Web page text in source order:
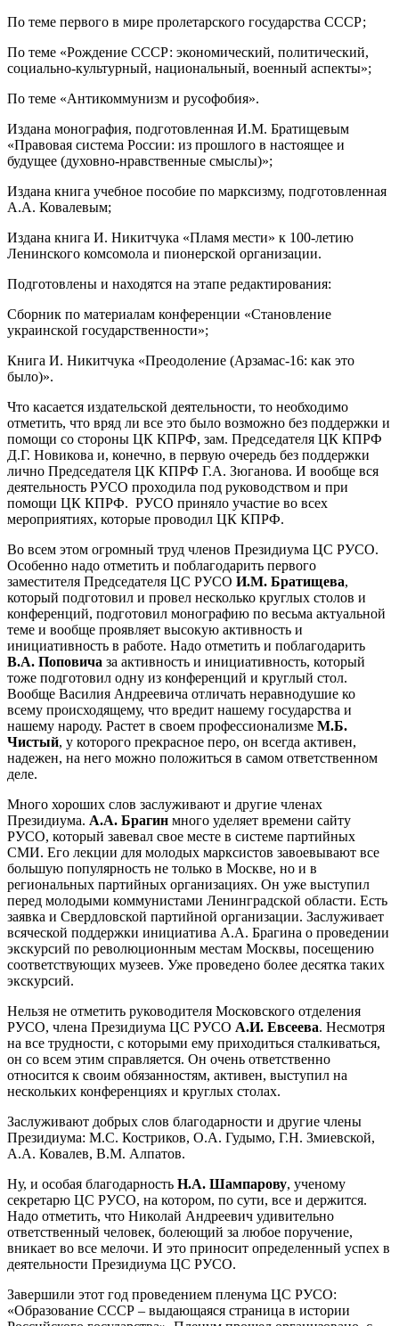
По теме первого в мире пролетарского государства СССР;
По теме «Рождение СССР: экономический, политический,
социально-культурный, национальный, военный аспекты»;
По теме «Антикоммунизм и русофобия».
Издана монография, подготовленная И.М. Братищевым
«Правовая система России: из прошлого в настоящее и
будущее (духовно-нравственные смыслы)»;
Издана книга учебное пособие по марксизму, подготовленная
А.А. Ковалевым;
Издана книга И. Никитчука «Пламя мести» к 100-летию
Ленинского комсомола и пионерской организации.
Подготовлены и находятся на этапе редактирования:
Сборник по материалам конференции «Становление
украинской государственности»;
Книга И. Никитчука «Преодоление (Арзамас-16: как это
было)».
Что касается издательской деятельности, то необходимо
отметить, что вряд ли все это было возможно без поддержки и
помощи со стороны ЦК КПРФ, зам. Председателя ЦК КПРФ
Д.Г. Новикова и, конечно, в первую очередь без поддержки
лично Председателя ЦК КПРФ Г.А. Зюганова. И вообще вся
деятельность РУСО проходила под руководством и при
помощи ЦК КПРФ. РУСО приняло участие во всех
мероприятиях, которые проводил ЦК КПРФ.
Во всем этом огромный труд членов Президиума ЦС РУСО.
Особенно надо отметить и поблагодарить первого
заместителя Председателя ЦС РУСО И.М. Братищева,
который подготовил и провел несколько круглых столов и
конференций, подготовил монографию по весьма актуальной
теме и вообще проявляет высокую активность и
инициативность в работе. Надо отметить и поблагодарить
В.А. Поповича за активность и инициативность, который
тоже подготовил одну из конференций и круглый стол.
Вообще Василия Андреевича отличать неравнодушие ко
всему происходящему, что вредит нашему государства и
нашему народу. Растет в своем профессионализме М.Б.
Чистый, у которого прекрасное перо, он всегда активен,
надежен, на него можно положиться в самом ответственном
деле.
Много хороших слов заслуживают и другие членах
Президиума. А.А. Брагин много уделяет времени сайту
РУСО, который завевал свое месте в системе партийных
СМИ. Его лекции для молодых марксистов завоевывают все
большую популярность не только в Москве, но и в
региональных партийных организациях. Он уже выступил
перед молодыми коммунистами Ленинградской области. Есть
заявка и Свердловской партийной организации. Заслуживает
всяческой поддержки инициатива А.А. Брагина о проведении
экскурсий по революционным местам Москвы, посещению
соответствующих музеев. Уже проведено более десятка таких
экскурсий.
Нельзя не отметить руководителя Московского отделения
РУСО, члена Президиума ЦС РУСО А.И. Евсеева. Несмотря
на все трудности, с которыми ему приходиться сталкиваться,
он со всем этим справляется. Он очень ответственно
относится к своим обязанностям, активен, выступил на
нескольких конференциях и круглых столах.
Заслуживают добрых слов благодарности и другие члены
Президиума: М.С. Костриков, О.А. Гудымо, Г.Н. Змиевской,
А.А. Ковалев, В.М. Алпатов.
Ну, и особая благодарность Н.А. Шампарову, ученому
секретарю ЦС РУСО, на котором, по сути, все и держится.
Надо отметить, что Николай Андреевич удивительно
ответственный человек, болеющий за любое поручение,
вникает во все мелочи. И это приносит определенный успех в
деятельности Президиума ЦС РУСО.
Завершили этот год проведением пленума ЦС РУСО:
«Образование СССР – выдающаяся страница в истории